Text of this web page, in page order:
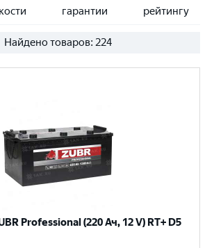
гарантии рейтингу
Найдено товаров: 224
Professional (220 Ач, 12 V) RT+ D5